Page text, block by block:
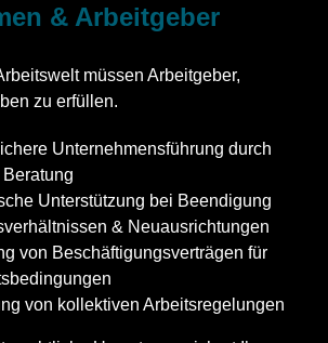
& Arbeitgeber
müssen Arbeitgeber,
zu erfüllen.
Unternehmensführung durch
Unterstützung bei Beendigung
& Neuausrichtungen
von Beschäftigungsverträgen für
von kollektiven Arbeitsregelungen